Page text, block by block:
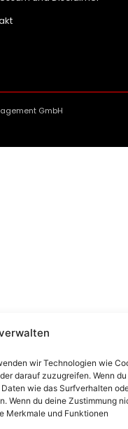
wir Technologien wie
darauf zuzugreifen. Wenn du
wie das Surfverhalten
Wenn du deine Zustimmung
Merkmale und Funktionen
GmbH